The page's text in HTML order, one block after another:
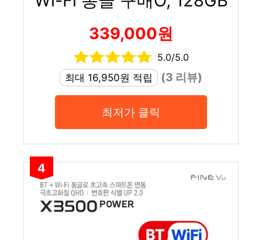
339,000원
5.0/5.0
최대 16,950원 적립
(3 리뷰)
최저가 클릭
4